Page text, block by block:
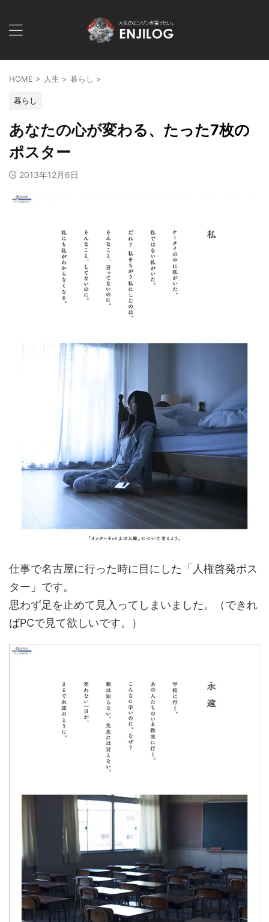
HOME > 人生 > 暮らし >
暮らし
あなたの心が変わる、たった7枚の
ポスター
2013年12月6日
仕事で名古屋に行った時に目にした「人権啓発ポス
ター」です。
思わず足を止めて見入ってしまいました。（できれ
ばPCで見て欲しいです。）